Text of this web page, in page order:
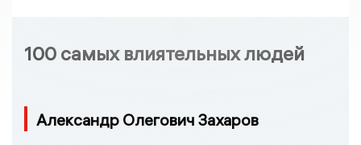
100 самых влиятельных людей
Александр Олегович Захаров